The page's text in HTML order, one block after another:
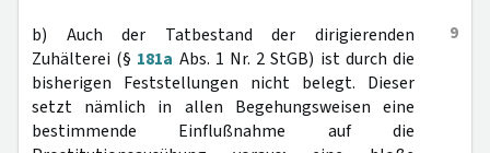
9
b) Auch der Tatbestand der dirigierenden
Zuhälterei (§ 181a Abs. 1 Nr. 2 StGB) ist durch die
bisherigen Feststellungen nicht belegt. Dieser
setzt nämlich in allen Begehungsweisen eine
bestimmende Einflußnahme auf die